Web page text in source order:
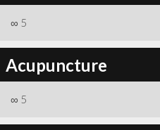
∞ 5
Acupuncture
∞ 5